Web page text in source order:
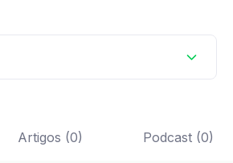
Artigos (0) Podcast (0)